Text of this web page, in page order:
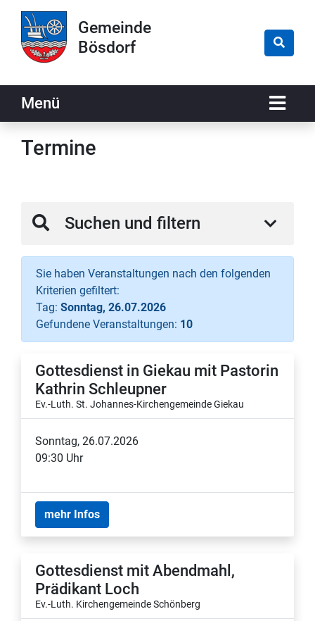
Gemeinde
Bösdorf
Menü
Termine
Suchen und filtern
Sie haben Veranstaltungen nach den folgenden
Kriterien gefiltert:
Tag: Sonntag, 26.07.2026
Gefundene Veranstaltungen: 10
Gottesdienst in Giekau mit Pastorin
Kathrin Schleupner
Ev.-Luth. St. Johannes-Kirchengemeinde Giekau
Sonntag, 26.07.2026
09:30 Uhr
mehr Infos
Gottesdienst mit Abendmahl,
Prädikant Loch
Ev.-Luth. Kirchengemeinde Schönberg